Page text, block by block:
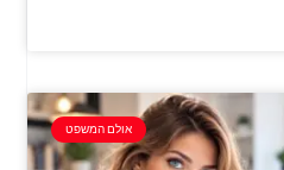
אולם המשפט